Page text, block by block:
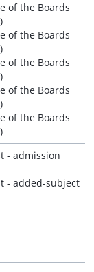
of the Boards
of the Boards
of the Boards
of the Boards
of the Boards
- admission
- added-subject